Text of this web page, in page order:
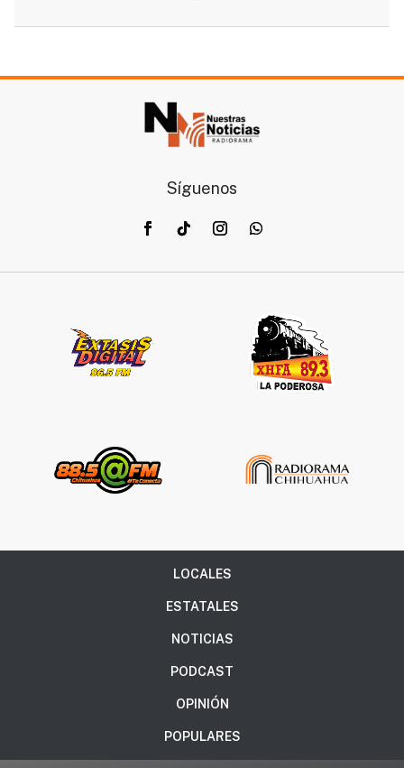
Síguenos
LOCALES
ESTATALES
NOTICIAS
PODCAST
OPINIÓN
POPULARES